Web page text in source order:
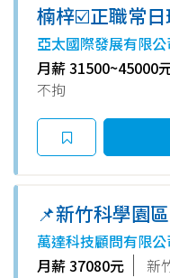
楠梓☑️正職常
☑️冷氣廠房/月領
~45000元☑️年
月☑️搭捷運步
利/PD
亞太國際發展有限
月薪 31500~45000
不拘
📌新竹科學園
坐-📌作業員 -
萬達科技顧問有限公
月薪 37080元
新